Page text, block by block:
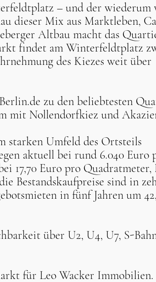
– und der wiederum
dieser Mix aus Marktleben,
Altbau macht das
findet am Winterfeldtplatz
des Kiezes weit über
zu den beliebtesten
mit Nollendorfkiez und
starken Umfeld des Ortsteils
aktuell bei rund 6.040 Euro
17,70 Euro pro Quadratmeter,
Bestandskaufpreise sind in
in fünf Jahren um
über U2, U4, U7, S-
für Leo Wacker Immobilien.